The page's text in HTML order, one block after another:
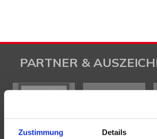
Zustimmung Details
PARTNER &